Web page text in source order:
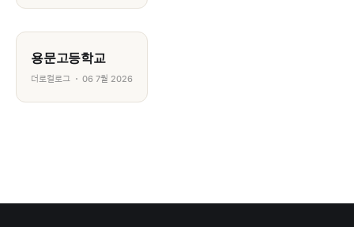
용문고등학교
더로컬로그 06 7월 2026